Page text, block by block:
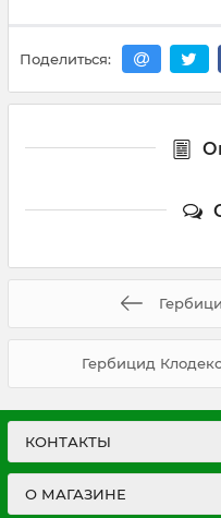
Поделиться:
Гербицид
КОНТАКТЫ
О МАГАЗИНЕ